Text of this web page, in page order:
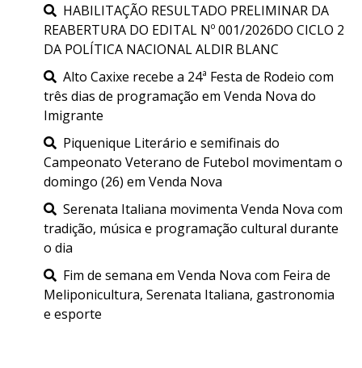
HABILITAÇÃO RESULTADO PRELIMINAR DA
REABERTURA DO EDITAL Nº 001/2026DO CICLO 2
DA POLÍTICA NACIONAL ALDIR BLANC
Alto Caxixe recebe a 24ª Festa de Rodeio com
três dias de programação em Venda Nova do
Imigrante
Piquenique Literário e semifinais do
Campeonato Veterano de Futebol movimentam o
domingo (26) em Venda Nova
Serenata Italiana movimenta Venda Nova com
tradição, música e programação cultural durante
o dia
Fim de semana em Venda Nova com Feira de
Meliponicultura, Serenata Italiana, gastronomia
e esporte